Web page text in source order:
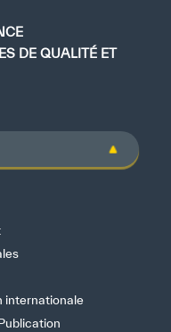
DE QUALITÉ ET
internationale